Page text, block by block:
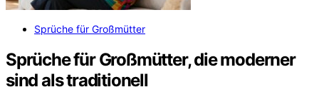
Sprüche für Großmütter
Sprüche für Großmütter, die moderner
sind als traditionell